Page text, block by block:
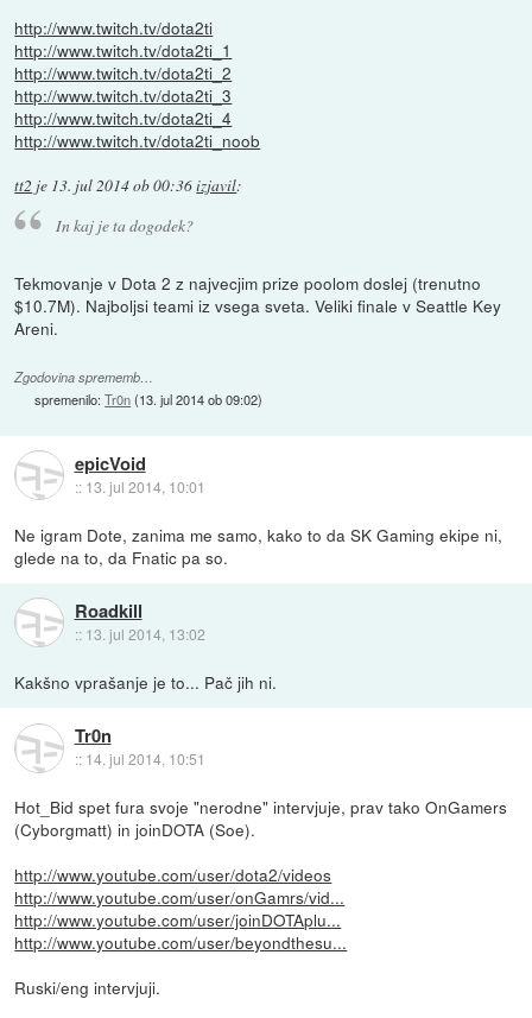
http://www.twitch.tv/dota2ti
http://www.twitch.tv/dota2ti_1
http://www.twitch.tv/dota2ti_2
http://www.twitch.tv/dota2ti_3
http://www.twitch.tv/dota2ti_4
http://www.twitch.tv/dota2ti_noob
tt2 je 13. jul 2014 ob 00:36izjavil:
In kaj je ta dogodek?
Tekmovanje v Dota 2 z najvecjim prize poolom doslej (trenutno
$10.7M). Najboljsi teami iz vsega sveta. Veliki finale v Seattle Key
Areni.
Zgodovina sprememb…
spremenilo:Tr0n(13. jul 2014 ob 09:02)
epicVoid
:: 13. jul 2014, 10:01
Ne igram Dote, zanima me samo, kako to da SK Gaming ekipe ni,
glede na to, da Fnatic pa so.
Roadkill
:: 13. jul 2014, 13:02
Kakšno vprašanje je to... Pač jih ni.
Tr0n
:: 14. jul 2014, 10:51
Hot_Bid spet fura svoje "nerodne" intervjuje, prav tako OnGamers
(Cyborgmatt) in joinDOTA (Soe).
http://www.youtube.com/user/dota2/videos
http://www.youtube.com/user/onGamrs/vid...
http://www.youtube.com/user/joinDOTAplu...
http://www.youtube.com/user/beyondthesu...
Ruski/eng intervjuji.